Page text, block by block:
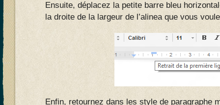
Ensuite, déplacez la petite barre bleu
la droite de la largeur de l’alinea que vous
Enfin, retournez dans les style de paragraphe